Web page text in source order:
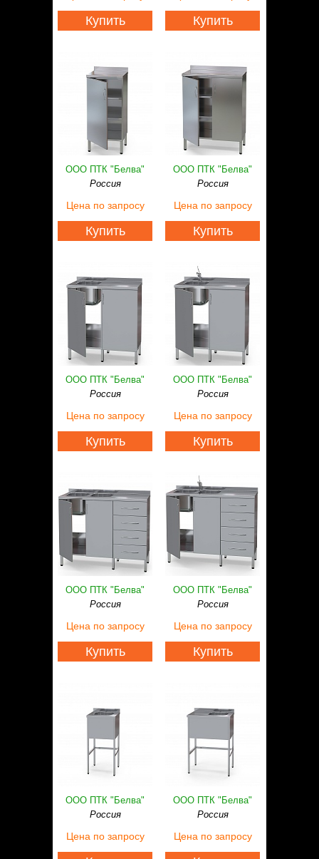
Купить Купить
ООО ПТК "Белва"
Россия
Цена по запросу
Купить
ООО ПТК "Белва"
Россия
Цена по запросу
Купить
ООО ПТК "Белва"
Россия
Цена по запросу
Купить
ООО ПТК "Белва"
Россия
Цена по запросу
Купить
ООО ПТК "Белва"
Россия
Цена по запросу
Купить
ООО ПТК "Белва"
Россия
Цена по запросу
Купить
ООО ПТК "Белва"
Россия
Цена по запросу
ООО ПТК "Белва"
Россия
Цена по запросу